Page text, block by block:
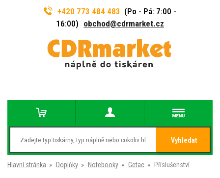
+420 773 484 483 (Po - Pá: 7:00 -
16:00) obchod@cdrmarket.cz
Vyhledat
Hlavní stránka » Doplňky » Notebooky » Getac » Příslušenství